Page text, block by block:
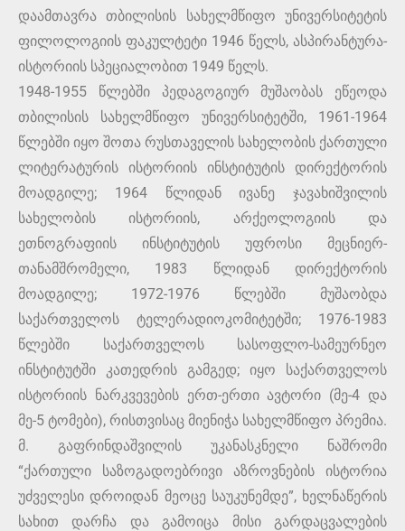
დაამთავრა თბილისის სახელმწიფო უნივერსიტეტის
ფილოლოგიის ფაკულტეტი 1946 წელს, ასპირანტურა-
ისტორიის სპეციალობით 1949 წელს.
1948-1955 წლებში პედაგოგიურ მუშაობას ეწეოდა
თბილისის სახელმწიფო უნივერსიტეტში, 1961-1964
წლებში იყო შოთა რუსთაველის სახელობის ქართული
ლიტერატურის ისტორიის ინსტიტუტის დირექტორის
მოადგილე; 1964 წლიდან ივანე ჯავახიშვილის
სახელობის ისტორიის, არქეოლოგიის და
ეთნოგრაფიის ინსტიტუტის უფროსი მეცნიერ-
თანამშრომელი, 1983 წლიდან დირექტორის
მოადგილე; 1972-1976 წლებში მუშაობდა
საქართველოს ტელერადიოკომიტეტში; 1976-1983
წლებში საქართველოს სასოფლო-სამეურნეო
ინსტიტუტში კათედრის გამგედ; იყო საქართველოს
ისტორიის ნარკვევების ერთ-ერთი ავტორი (მე-4 და
მე-5 ტომები), რისთვისაც მიენიჭა სახელმწიფო პრემია.
მ. გაფრინდაშვილის უკანასკნელი ნაშრომი
“ქართული საზოგადოებრივი აზროვნების ისტორია
უძველესი დროიდან მეოცე საუკუნემდე”, ხელნაწერის
სახით დარჩა და გამოიცა მისი გარდაცვალების